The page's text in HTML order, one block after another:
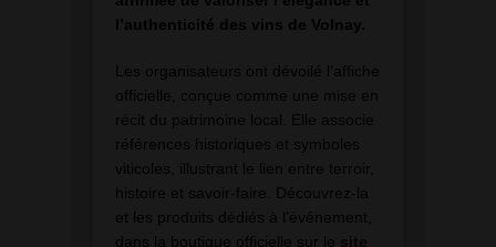
l’authenticité des vins de Volnay.
Les organisateurs ont dévoilé l’affiche
officielle, conçue comme une mise en
récit du patrimoine local. Elle associe
références historiques et symboles
viticoles, illustrant le lien entre terroir,
histoire et savoir-faire. Découvrez-la
et les produits dédiés à l’événement,
dans la boutique officielle sur le site